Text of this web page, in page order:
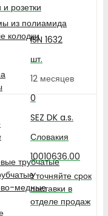
из полиамида
колодки
трубчатые
медные
розетки
ISN 1632
шт.
12 месяцев
0
SEZ DK a.s.
Словакия
10010636.00
Уточняйте срок
поставки в
отделе продаж